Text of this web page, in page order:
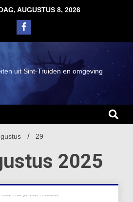
AUGUSTUS 8, 2026
uit Sint-Truiden en omgeving
29
2025